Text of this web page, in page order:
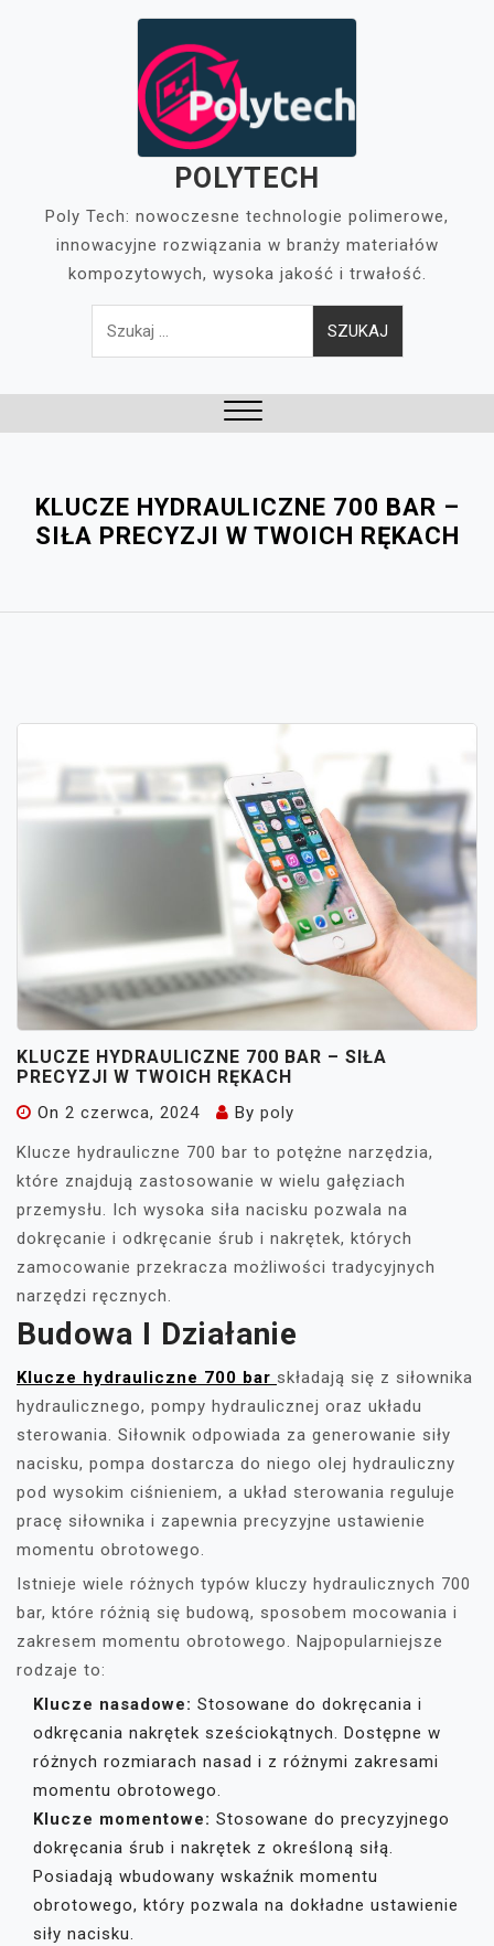
POLYTECH
Poly Tech: nowoczesne technologie polimerowe,
innowacyjne rozwiązania w branży materiałów
kompozytowych, wysoka jakość i trwałość.
Szukaj:
KLUCZE HYDRAULICZNE 700 BAR –
SIŁA PRECYZJI W TWOICH RĘKACH
KLUCZE HYDRAULICZNE 700 BAR – SIŁA
PRECYZJI W TWOICH RĘKACH
On 2 czerwca, 2024 By poly
Klucze hydrauliczne 700 bar to potężne narzędzia,
które znajdują zastosowanie w wielu gałęziach
przemysłu. Ich wysoka siła nacisku pozwala na
dokręcanie i odkręcanie śrub i nakrętek, których
zamocowanie przekracza możliwości tradycyjnych
narzędzi ręcznych.
Budowa I Działanie
Klucze hydrauliczne 700 bar składają się z siłownika
hydraulicznego, pompy hydraulicznej oraz układu
sterowania. Siłownik odpowiada za generowanie siły
nacisku, pompa dostarcza do niego olej hydrauliczny
pod wysokim ciśnieniem, a układ sterowania reguluje
pracę siłownika i zapewnia precyzyjne ustawienie
momentu obrotowego.
Istnieje wiele różnych typów kluczy hydraulicznych 700
bar, które różnią się budową, sposobem mocowania i
zakresem momentu obrotowego. Najpopularniejsze
rodzaje to:
Klucze nasadowe: Stosowane do dokręcania i
odkręcania nakrętek sześciokątnych. Dostępne w
różnych rozmiarach nasad i z różnymi zakresami
momentu obrotowego.
Klucze momentowe: Stosowane do precyzyjnego
dokręcania śrub i nakrętek z określoną siłą.
Posiadają wbudowany wskaźnik momentu
obrotowego, który pozwala na dokładne ustawienie
siły nacisku.